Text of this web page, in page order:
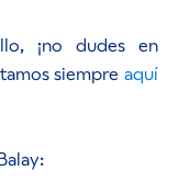
¡no dudes en
siempreaquí